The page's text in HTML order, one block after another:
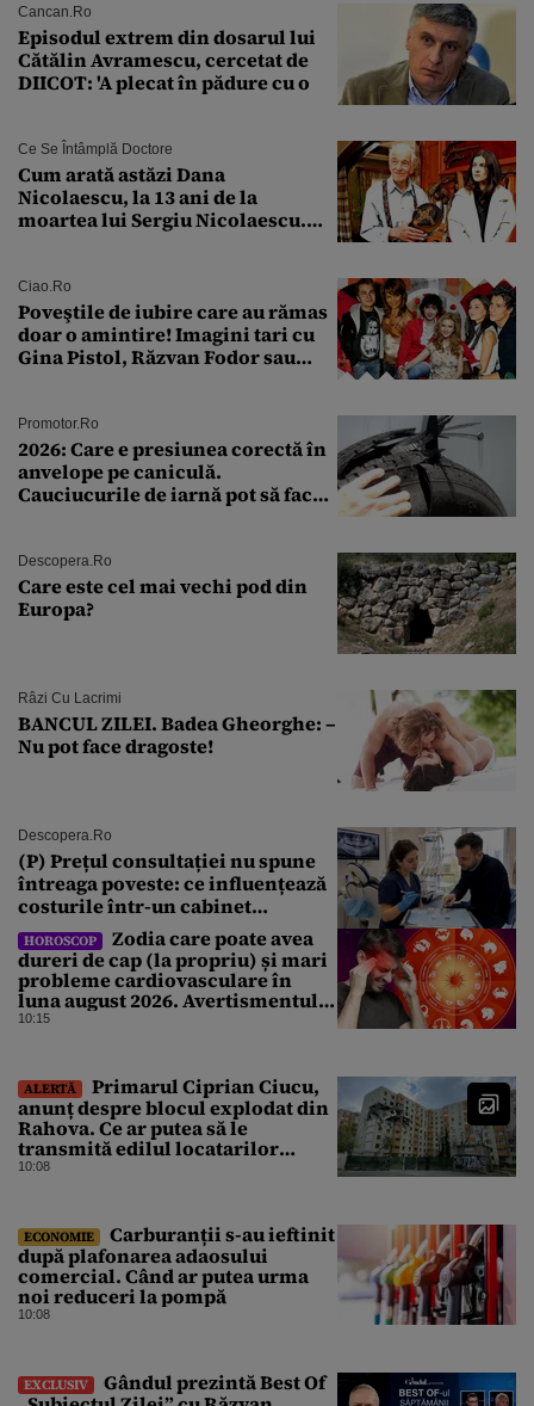
Cancan.ro
Episodul extrem din dosarul lui
Cătălin Avramescu, cercetat de
DIICOT: 'A plecat în pădure cu o
Ce Se Întâmplă Doctore
Cum arată astăzi Dana
Nicolaescu, la 13 ani de la
moartea lui Sergiu Nicolaescu.
Ciao.ro
Poveştile de iubire care au rămas
doar o amintire! Imagini tari cu
Gina Pistol, Răzvan Fodor sau
Promotor.ro
2026: Care e presiunea corectă în
anvelope pe caniculă.
Cauciucurile de iarnă pot să facă
Descopera.ro
Care este cel mai vechi pod din
Europa?
Râzi Cu Lacrimi
BANCUL ZILEI. Badea Gheorghe: –
Nu pot face dragoste!
Descopera.ro
(P) Prețul consultației nu spune
întreaga poveste: ce influențează
costurile într-un cabinet
stomatologic din București
HOROSCOP
Zodia care poate avea
dureri de cap (la propriu) și mari
probleme cardiovasculare în
luna august 2026. Avertismentul
experților în astrologie
10:15
ALERTĂ
Primarul Ciprian Ciucu,
anunț despre blocul explodat din
Rahova. Ce ar putea să le
transmită edilul locatarilor
rămași pe drumuri
10:08
ECONOMIE
Carburanții s-au ieftinit
după plafonarea adaosului
comercial. Când ar putea urma
noi reduceri la pompă
10:08
EXCLUSIV
Gândul prezintă Best Of